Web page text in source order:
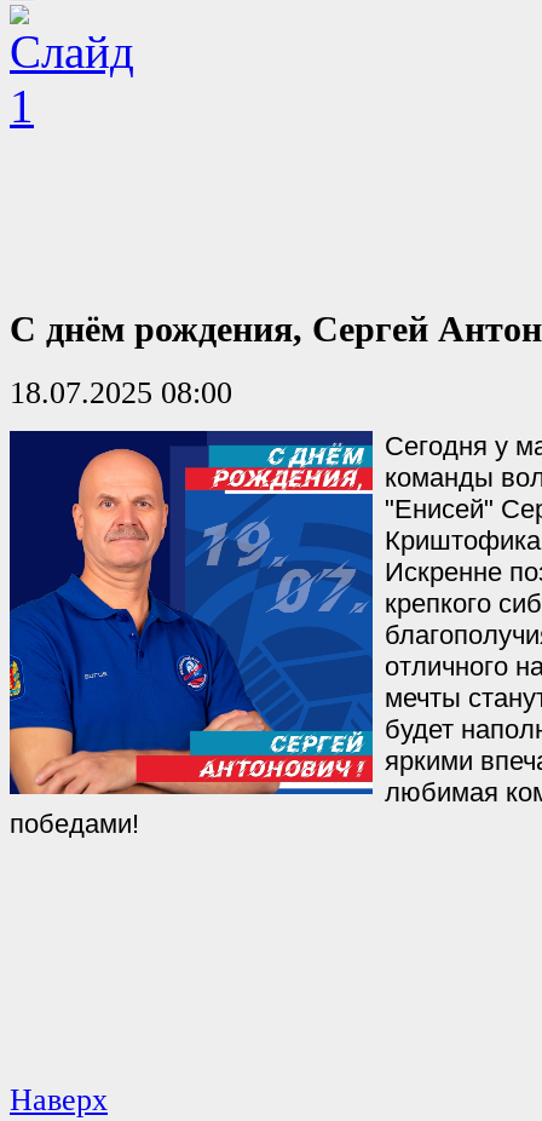
С днём рождения, Сергей
18.07.2025 08:00
Сегодня у
команды
"Енисей"
Искренне
крепкого
отличного
мечты
будет
яркими
любимая
победами!
Наверх